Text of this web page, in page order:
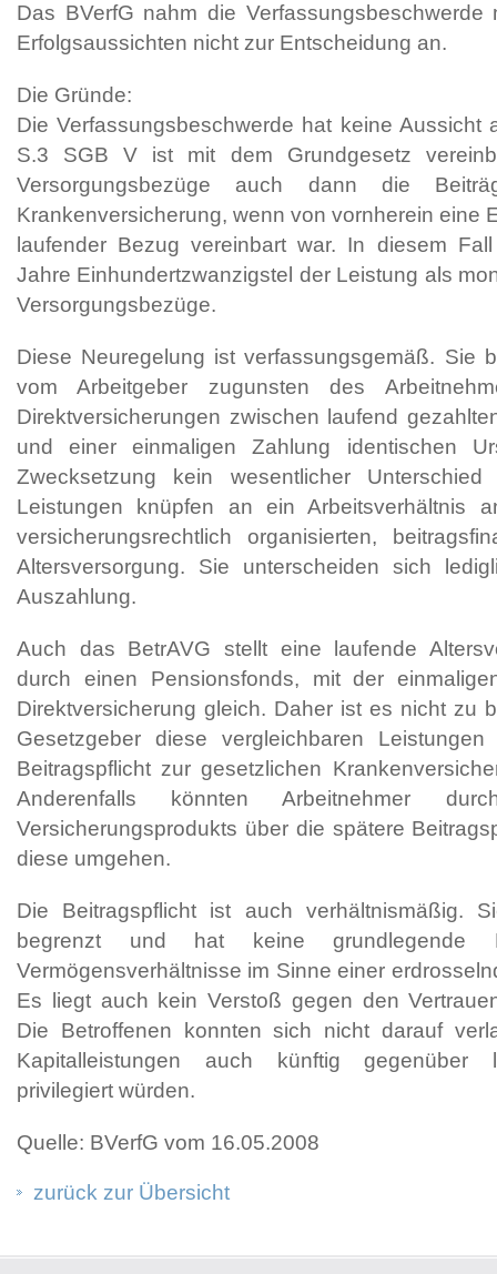
Das BVerfG nahm die Verfassungsbeschwerde
Erfolgsaussichten nicht zur Entscheidung an.
Die Gründe:
Die Verfassungsbeschwerde hat keine Aussicht
S.3 SGB V ist mit dem Grundgesetz
Versorgungsbezüge auch dann die
Krankenversicherung, wenn von vornherein eine
laufender Bezug vereinbart war. In diesem
Jahre Einhundertzwanzigstel der Leistung als
Versorgungsbezüge.
Diese Neuregelung ist verfassungsgemäß. Sie
vom Arbeitgeber zugunsten des
Direktversicherungen zwischen laufend
und einer einmaligen Zahlung identischen
Zwecksetzung kein wesentlicher
Leistungen knüpfen an ein Arbeitsverhältnis
versicherungsrechtlich organisierten,
Altersversorgung. Sie unterscheiden sich
Auszahlung.
Auch das BetrAVG stellt eine laufende
durch einen Pensionsfonds, mit der
Direktversicherung gleich. Daher ist es nicht zu
Gesetzgeber diese vergleichbaren
Beitragspflicht zur gesetzlichen
Anderenfalls könnten Arbeitnehmer
Versicherungsprodukts über die spätere
diese umgehen.
Die Beitragspflicht ist auch verhältnismäßig.
begrenzt und hat keine grundlegende
Vermögensverhältnisse im Sinne einer
Es liegt auch kein Verstoß gegen den
Die Betroffenen konnten sich nicht darauf
Kapitalleistungen auch künftig gegenüber
privilegiert würden.
Quelle: BVerfG vom 16.05.2008
zurück zur Übersicht